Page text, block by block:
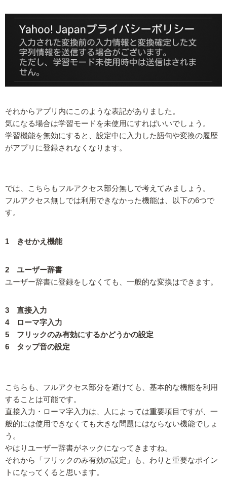
それからアプリ内にこのような表記がありました。
気になる場合は学習モードを未使用にすればいいでしょう。
学習機能を無効にすると、設定中に入力した語句や変換の履歴
がアプリに登録されなくなります。
では、こちらもフルアクセス部分無しで考えてみましょう。
フルアクセス無しでは利用できなかった機能は、以下の6つで
す。
1 きせかえ機能
2 ユーザー辞書
ユーザー辞書に登録をしなくても、一般的な変換はできます。
3 直接入力
4 ローマ字入力
5 フリックのみ有効にするかどうかの設定
6 タップ音の設定
こちらも、フルアクセス部分を避けても、基本的な機能を利用
することは可能です。
直接入力・ローマ字入力は、人によっては重要項目ですが、一
般的には使用できなくても大きな問題にはならない機能でしょ
う。
やはりユーザー辞書がネックになってきますね。
それから「フリックのみ有効の設定」も、わりと重要なポイン
トになってくると思います。